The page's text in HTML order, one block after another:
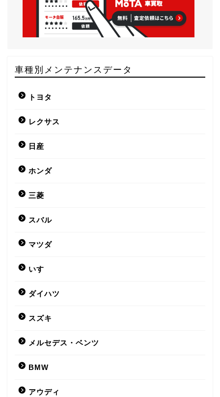
車種別メンテナンスデータ
トヨタ
レクサス
日産
ホンダ
三菱
スバル
マツダ
いすゞ
ダイハツ
スズキ
メルセデス・ベンツ
BMW
アウディ